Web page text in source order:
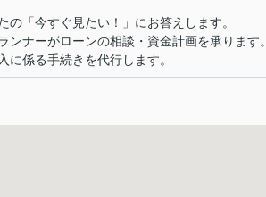
「今すぐ見たい！」にお答えします。
ーがローンの相談・資金計画を承ります。
係る手続きを代行します。